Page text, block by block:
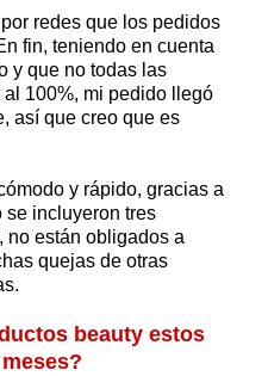
redes que los pedidos
fin, teniendo en cuenta
y que no todas las
100%, mi pedido llegó
así que creo que es
y rápido, gracias a
se incluyeron tres
no están obligados a
quejas de otras
beauty estos